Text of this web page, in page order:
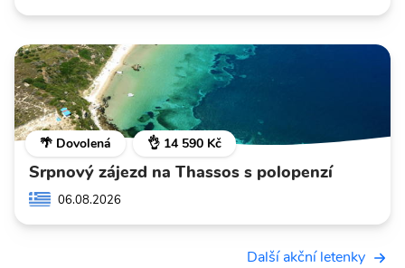
🌴 Dovolená 👌 14 590 Kč
Srpnový zájezd na Thassos s polopenzí
06.08.2026
Další akční letenky